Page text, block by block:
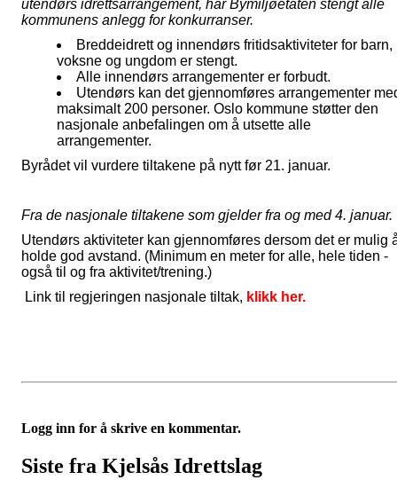
utendørs idrettsarrangement, har Bymiljøetaten stengt alle
kommunens anlegg for konkurranser.
Breddeidrett og innendørs fritidsaktiviteter for barn,
voksne og ungdom er stengt.
Alle innendørs arrangementer er forbudt.
Utendørs kan det gjennomføres arrangementer
maksimalt 200 personer. Oslo kommune støtter den
nasjonale anbefalingen om å utsette alle
arrangementer.
Byrådet vil vurdere tiltakene på nytt før 21. januar.
Fra de nasjonale tiltakene som gjelder fra og med 4. januar.
Utendørs aktiviteter kan gjennomføres dersom det er mulig
holde god avstand. (Minimum en meter for alle, hele tiden -
også til og fra aktivitet/trening.)
Link til regjeringen nasjonale tiltak, klikk her.
Logg inn for å skrive en kommentar.
Siste fra Kjelsås Idrettslag